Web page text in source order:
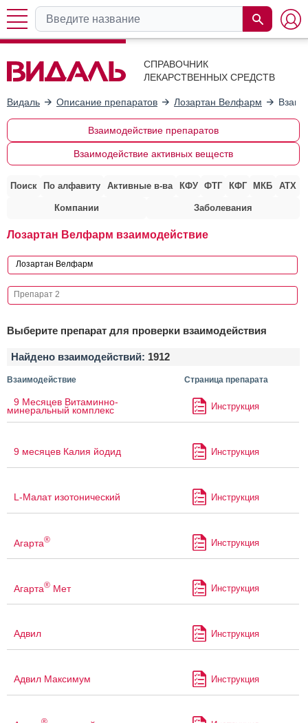
СПРАВОЧНИК
ЛЕКАРСТВЕННЫХ СРЕДСТВ
Видаль Описание препаратов Лозартан Велфарм
Взаимодействие препаратов
Взаимодействие активных веществ
Поиск По алфавиту Активные в-ва КФУ ФТГ КФГ МКБ АТХ
Компании Заболевания
Лозартан Велфарм взаимодействие
Выберите препарат для проверки взаимодействия
Найдено взаимодействий: 1912
Взаимодействие Страница препарата
9 Месяцев Витаминно-
минеральный комплекс Инструкция
9 месяцев Калия йодид Инструкция
L-Малат изотонический Инструкция
Агарта® Инструкция
Агарта® Мет Инструкция
Адвил Инструкция
Адвил Максимум Инструкция